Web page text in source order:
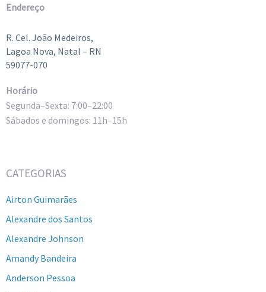
Endereço
R. Cel. João Medeiros,
Lagoa Nova, Natal – RN
59077-070
Horário
Segunda–Sexta: 7:00–22:00
Sábados e domingos: 11h–15h
CATEGORIAS
Airton Guimarães
Alexandre dos Santos
Alexandre Johnson
Amandy Bandeira
Anderson Pessoa